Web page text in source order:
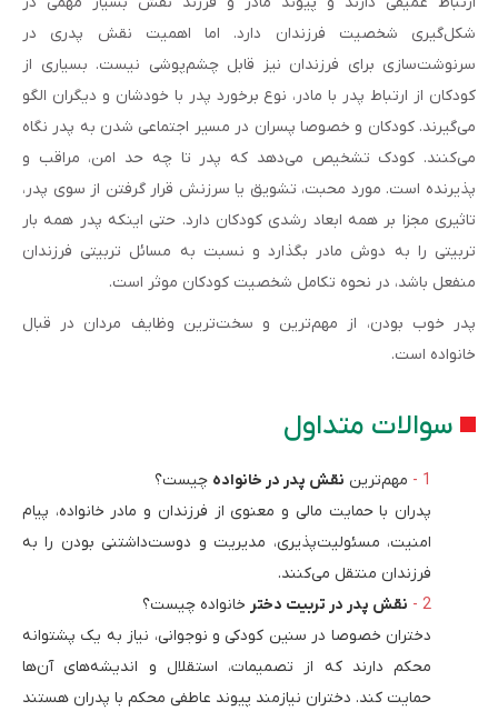
شکل‌گیری شخصیت فرزندان دارد. اما اهمیت نقش پدری در
سرنوشت‌سازی برای فرزندان نیز قابل چشم‌پوشی نیست. بسیاری از
کودکان از ارتباط پدر با مادر، نوع برخورد پدر با خودشان و دیگران الگو
می‌گیرند. کودکان و خصوصا پسران در مسیر اجتماعی شدن به پدر نگاه
می‌کنند. کودک تشخیص می‌دهد که پدر تا چه حد امن، مراقب و
پذیرنده است. مورد محبت، تشویق یا سرزنش قرار گرفتن از سوی پدر،
تاثیری مجزا بر همه ابعاد رشدی کودکان دارد. حتی اینکه پدر همه بار
تربیتی را به دوش مادر بگذارد و نسبت به مسائل تربیتی فرزندان
منفعل باشد، در نحوه تکامل شخصیت کودکان موثر است.
پدر خوب بودن، از مهم‌ترین و سخت‌ترین وظایف مردان در قبال
خانواده است.
سوالات متداول
مهم‌ترین نقش پدر در خانواده چیست؟
پدران با حمایت مالی و معنوی از فرزندان و مادر خانواده، پیام
امنیت، مسئولیت‌پذیری، مدیریت و دوست‌داشتنی بودن را به
فرزندان منتقل می‌کنند.
نقش پدر در تربیت دختر خانواده چیست؟
دختران خصوصا در سنین کودکی و نوجوانی، نیاز به یک پشتوانه
محکم دارند که از تصمیمات، استقلال و اندیشه‌های آن‌ها
حمایت کند. دختران نیازمند پیوند عاطفی محکم با پدران هستند